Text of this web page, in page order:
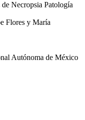
Necropsia Patología
Flores y María
Autónoma de México